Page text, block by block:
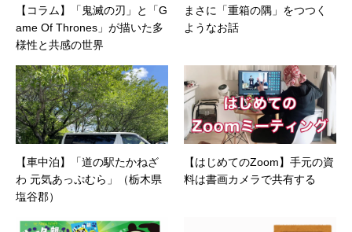
【コラム】「鬼滅の刃」と「G
ame Of Thrones」が描いた多
様性と共感の世界
まさに「重箱の隅」をつつく
ようなお話
【車中泊】「道の駅たかねざ
わ 元気あっぷむら」（栃木県
塩谷郡）
【はじめてのZoom】手元の資
料は書画カメラで共有する